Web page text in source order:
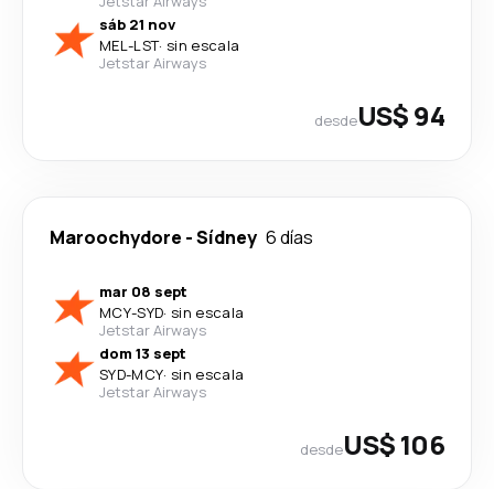
sáb 21 nov
MEL-LST· sin escala
Jetstar Airways
desdeUS$ 94
Maroochydore -Sídney 6 días
mar 08 sept
MCY-SYD· sin escala
Jetstar Airways
dom 13 sept
SYD-MCY· sin escala
Jetstar Airways
desdeUS$ 106